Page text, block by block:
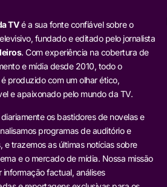
TVé a sua fonte confiável sobre o
fundado e editado pelo jornalista
. Com experiência na cobertura de
e mídia desde 2010, todo o
produzido com um olhar ético,
e apaixonado pelo mundo da TV.
os bastidores de novelas e
programas de auditório e
e trazemos as últimas notícias sobre
e o mercado de mídia. Nossa missão
informação factual, análises